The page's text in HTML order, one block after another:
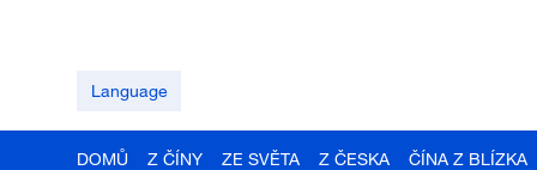
Language
DOMŮ Z ČÍNY ZE SVĚTA Z ČESKA ČÍNA Z BLÍZKA